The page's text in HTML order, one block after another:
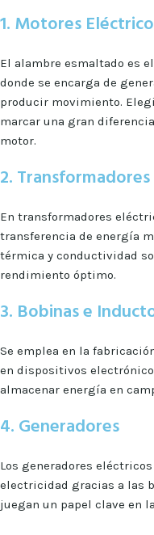
1. Motores
El alambre esmaltado es
donde se encarga de
producir movimiento.
marcar una gran
motor.
2. Transformadores
En transformadores
transferencia de energía
térmica y conductividad
rendimiento óptimo.
3. Bobinas e
Se emplea en la
en dispositivos
almacenar energía en
4. Generadores
Los generadores
electricidad gracias a las
juegan un papel clave en